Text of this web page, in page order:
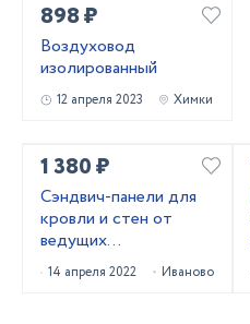
898 ₽
Воздуховод
изолированный
12 апреля 2023 Химки
1 380 ₽
Сэндвич-панели для
кровли и стен от
ведущих
производителей
России
14 апреля 2022 Иваново